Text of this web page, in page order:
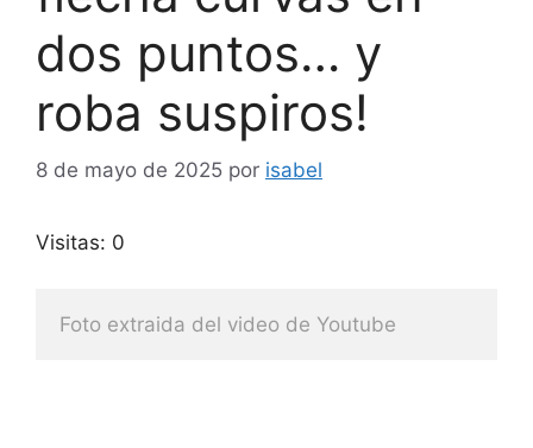
dos puntos… y
roba suspiros!
8 de mayo de 2025 por isabel
Visitas: 0
Foto extraida del video de Youtube